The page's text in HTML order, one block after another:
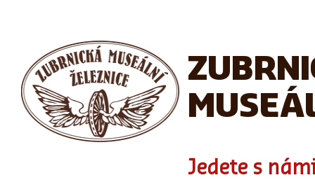
Jedete s